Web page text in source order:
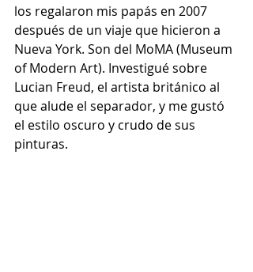
los regalaron mis papás en 2007
después de un viaje que hicieron a
Nueva York. Son del MoMA (Museum
of Modern Art). Investigué sobre
Lucian Freud, el artista británico al
que alude el separador, y me gustó
el estilo oscuro y crudo de sus
pinturas.